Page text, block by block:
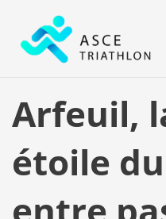
contenu
Arfeuil,
étoile